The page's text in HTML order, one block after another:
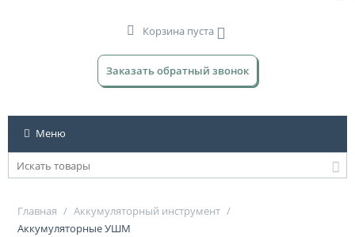
Корзина пуста
Заказать обратный звонок
Меню
Главная / Аккумуляторный инструмент /
Аккумуляторные УШМ